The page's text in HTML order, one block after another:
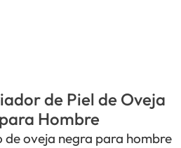
de Piel de Oveja
Hombre
de oveja negra para hombre